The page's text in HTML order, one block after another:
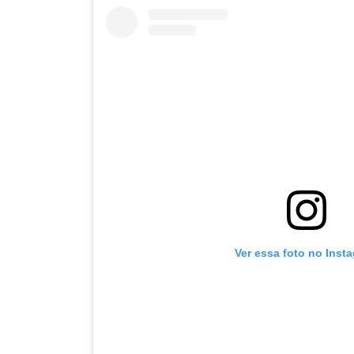
Ver essa foto no